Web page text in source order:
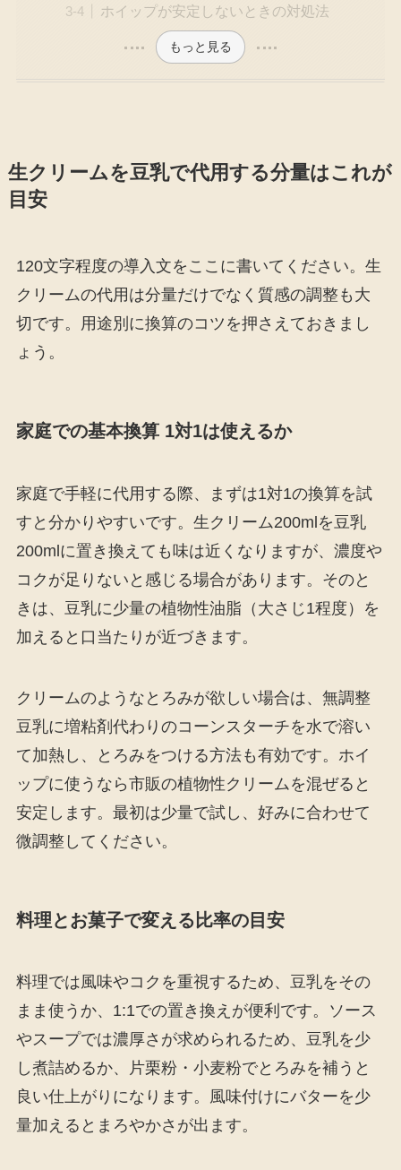
ホイップが安定しないときの対処法
もっと見る
生クリームを豆乳で代用する分量はこれが
目安
120文字程度の導入文をここに書いてください。生
クリームの代用は分量だけでなく質感の調整も大
切です。用途別に換算のコツを押さえておきまし
ょう。
家庭での基本換算 1対1は使えるか
家庭で手軽に代用する際、まずは1対1の換算を試
すと分かりやすいです。生クリーム200mlを豆乳
200mlに置き換えても味は近くなりますが、濃度や
コクが足りないと感じる場合があります。そのと
きは、豆乳に少量の植物性油脂（大さじ1程度）を
加えると口当たりが近づきます。
クリームのようなとろみが欲しい場合は、無調整
豆乳に増粘剤代わりのコーンスターチを水で溶い
て加熱し、とろみをつける方法も有効です。ホイ
ップに使うなら市販の植物性クリームを混ぜると
安定します。最初は少量で試し、好みに合わせて
微調整してください。
料理とお菓子で変える比率の目安
料理では風味やコクを重視するため、豆乳をその
まま使うか、1:1での置き換えが便利です。ソース
やスープでは濃厚さが求められるため、豆乳を少
し煮詰めるか、片栗粉・小麦粉でとろみを補うと
良い仕上がりになります。風味付けにバターを少
量加えるとまろやかさが出ます。